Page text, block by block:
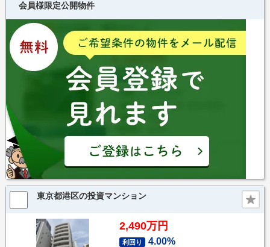
会員様限定公開物件
東京都港区の投資マンション
2,490万円
利回り 4.00%